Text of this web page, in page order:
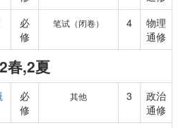
必
修
笔试（闭卷） 4
物理
通修
2春,2夏
必
修
其他 3
政治
通修